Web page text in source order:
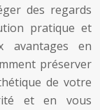
des regards
pratique et
avantages en
préserver
de votre
et en vous